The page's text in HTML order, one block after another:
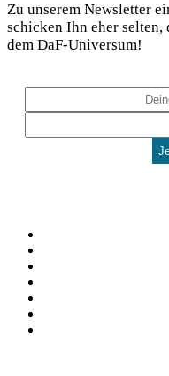
Zu unse­rem News­let­ter
schi­cken Ihn eher sel­ten,
dem DaF-Universum!